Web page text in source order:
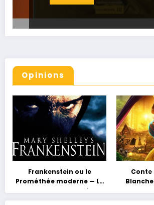
Opinions
Frankenstein ou le
Prométhée moderne — La
grossesse au masculin ou
le paradis perdu
Conte
conte,